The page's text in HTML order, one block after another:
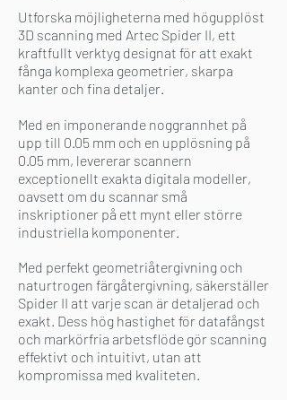
Utforska möjligheterna med högupplöst
3D scanning med Artec Spider II, ett
kraftfullt verktyg designat för att exakt
fånga komplexa geometrier, skarpa
kanter och fina detaljer.
Med en imponerande noggrannhet på
upp till 0.05 mm och en upplösning på
0.05 mm, levererar scannern
exceptionellt exakta digitala modeller,
oavsett om du scannar små
inskriptioner på ett mynt eller större
industriella komponenter.
Med perfekt geometriåtergivning och
naturtrogen färgåtergivning, säkerställer
Spider II att varje scan är detaljerad och
exakt. Dess hög hastighet för datafångst
och markörfria arbetsflöde gör scanning
effektivt och intuitivt, utan att
kompromissa med kvaliteten.